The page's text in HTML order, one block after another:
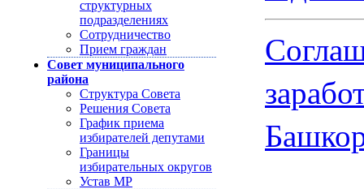
структурных
подразделениях
Сотрудничество
Прием граждан
Совет муниципального
района
Структура Совета
Решения Совета
График приема
избирателей депутами
Границы
избирательных округов
Устав МР